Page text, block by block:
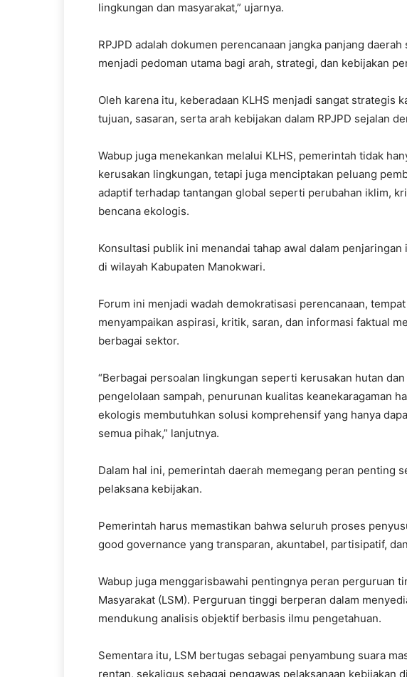
lingkungan dan masyarakat,” ujarnya.
RPJPD adalah dokumen perencanaan jangka panjang
menjadi pedoman utama bagi arah, strategi, dan kebijakan
Oleh karena itu, keberadaan KLHS menjadi sangat strategis
tujuan, sasaran, serta arah kebijakan dalam RPJPD sejalan
Wabup juga menekankan melalui KLHS, pemerintah tidak
kerusakan lingkungan, tetapi juga menciptakan peluang
adaptif terhadap tantangan global seperti perubahan iklim,
bencana ekologis.
Konsultasi publik ini menandai tahap awal dalam
di wilayah Kabupaten Manokwari.
Forum ini menjadi wadah demokratisasi perencanaan,
menyampaikan aspirasi, kritik, saran, dan informasi faktual
berbagai sektor.
“Berbagai persoalan lingkungan seperti kerusakan hutan
pengelolaan sampah, penurunan kualitas keanekaragaman
ekologis membutuhkan solusi komprehensif yang hanya
semua pihak,” lanjutnya.
Dalam hal ini, pemerintah daerah memegang peran penting
pelaksana kebijakan.
Pemerintah harus memastikan bahwa seluruh proses
good governance yang transparan, akuntabel, partisipatif,
Wabup juga menggarisbawahi pentingnya peran perguruan
Masyarakat (LSM). Perguruan tinggi berperan dalam
mendukung analisis objektif berbasis ilmu pengetahuan.
Sementara itu, LSM bertugas sebagai penyambung suara
rentan, sekaligus sebagai pengawas pelaksanaan kebijakan